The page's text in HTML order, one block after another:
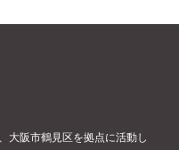
大阪市鶴見区を拠点に活動し